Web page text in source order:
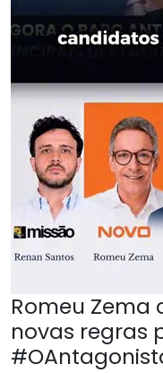
Romeu Zema
novas regras